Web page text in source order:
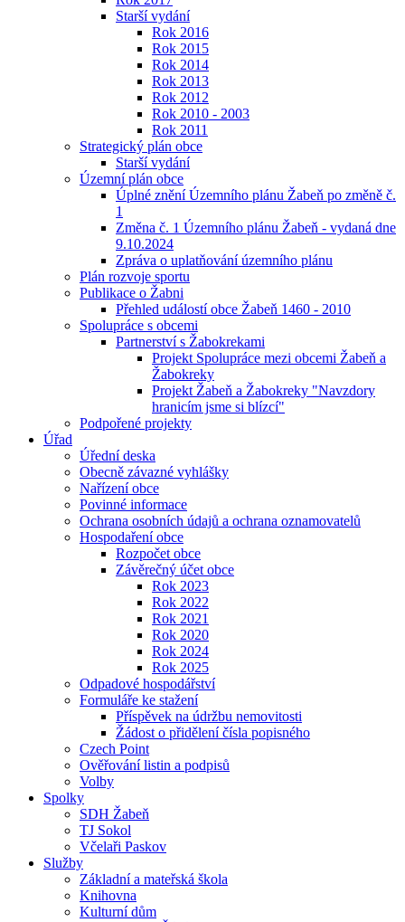
Starší vydání
Rok 2016
Rok 2015
Rok 2014
Rok 2013
Rok 2012
Rok 2010 - 2003
Rok 2011
Strategický plán obce
Starší vydání
Územní plán obce
Úplné znění Územního plánu Žabeň po změně č.
1
Změna č. 1 Územního plánu Žabeň - vydaná dne
9.10.2024
Zpráva o uplatňování územního plánu
Plán rozvoje sportu
Publikace o Žabni
Přehled událostí obce Žabeň 1460 - 2010
Spolupráce s obcemi
Partnerství s Žabokrekami
Projekt Spolupráce mezi obcemi Žabeň a
Žabokreky
Projekt Žabeň a Žabokreky "Navzdory
hranicím jsme si blízcí"
Podpořené projekty
Úřad
Úřední deska
Obecně závazné vyhlášky
Nařízení obce
Povinné informace
Ochrana osobních údajů a ochrana oznamovatelů
Hospodaření obce
Rozpočet obce
Závěrečný účet obce
Rok 2023
Rok 2022
Rok 2021
Rok 2020
Rok 2024
Rok 2025
Odpadové hospodářství
Formuláře ke stažení
Příspěvek na údržbu nemovitosti
Žádost o přidělení čísla popisného
Czech Point
Ověřování listin a podpisů
Volby
Spolky
SDH Žabeň
TJ Sokol
Včelaři Paskov
Služby
Základní a mateřská škola
Knihovna
Kulturní dům